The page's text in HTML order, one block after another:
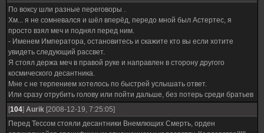
По воксу шли разные переговоры .
Хм... я не сомневался и шёл вперёд, передо мной был Астертес, я
просто взял меч и поднял перед ним.
- Именем Императора, остановитесь и скажите кто вы если хотите
увидеть следующий рассвет.
Я стоял держа меч в правой руке и направлен в сторону другого
космического десантника.
Мне с не терпением хотелось по быстрей услышать ответ.
Или сразу отрубить голову или пойти дальше, без потерь среди братьев
[104] Aurik [2008-12-19, 7:25:05]
Перед Тессом стояли десантники Внемлющих Смерть, орден